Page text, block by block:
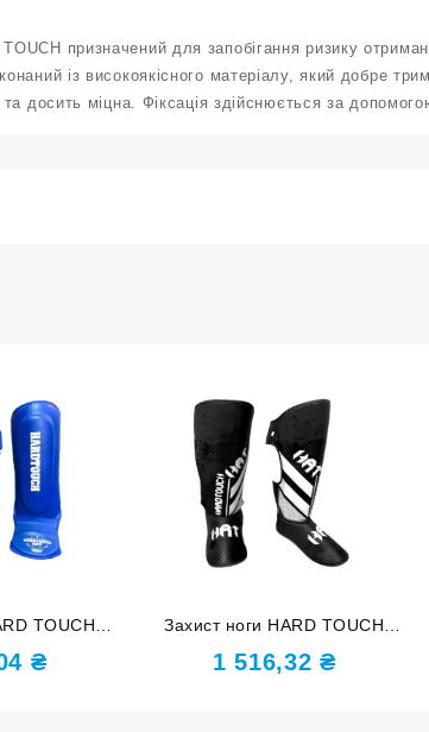
призначений для запобігання ризику
із високоякісного матеріалу, який добре
та досить міцна. Фіксація здійснюється за
TOUCH
ребристий
₴
Захист ноги HARD TOUCH
чорний розмір S DX
1 516,32₴